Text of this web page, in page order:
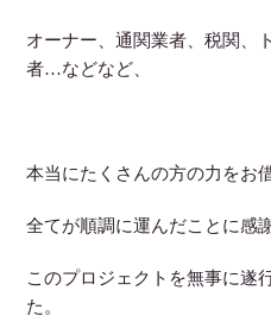
オーナー、通関業者、税関、
者…などなど、
本当にたくさんの方の力をお
全てが順調に運んだことに感
このプロジェクトを無事に遂
た。